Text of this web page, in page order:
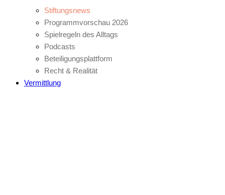
Stiftungsnews
Programmvorschau 2026
Spielregeln des Alltags
Podcasts
Beteiligungsplattform
Recht & Realität
Vermittlung